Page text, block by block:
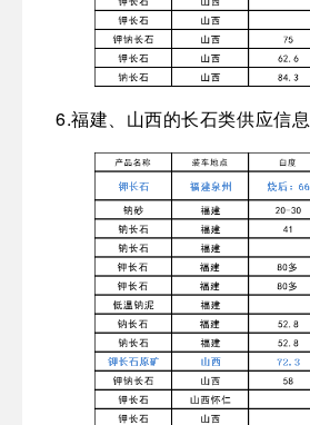
6.福建、山西的长石类供应信息